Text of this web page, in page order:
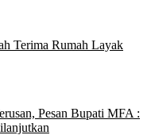
Terima Rumah Layak
Pesan Bupati MFA :